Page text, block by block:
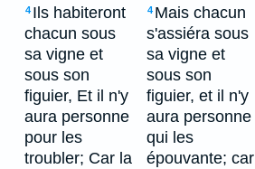
4 Ils habiteront
chacun sous
sa vigne et
sous son
figuier, Et il n'y
aura personne
pour les
troubler; Car la
4 Mais chacun
s'assiéra sous
sa vigne et
sous son
figuier, et il n'y
aura personne
qui les
épouvante; car